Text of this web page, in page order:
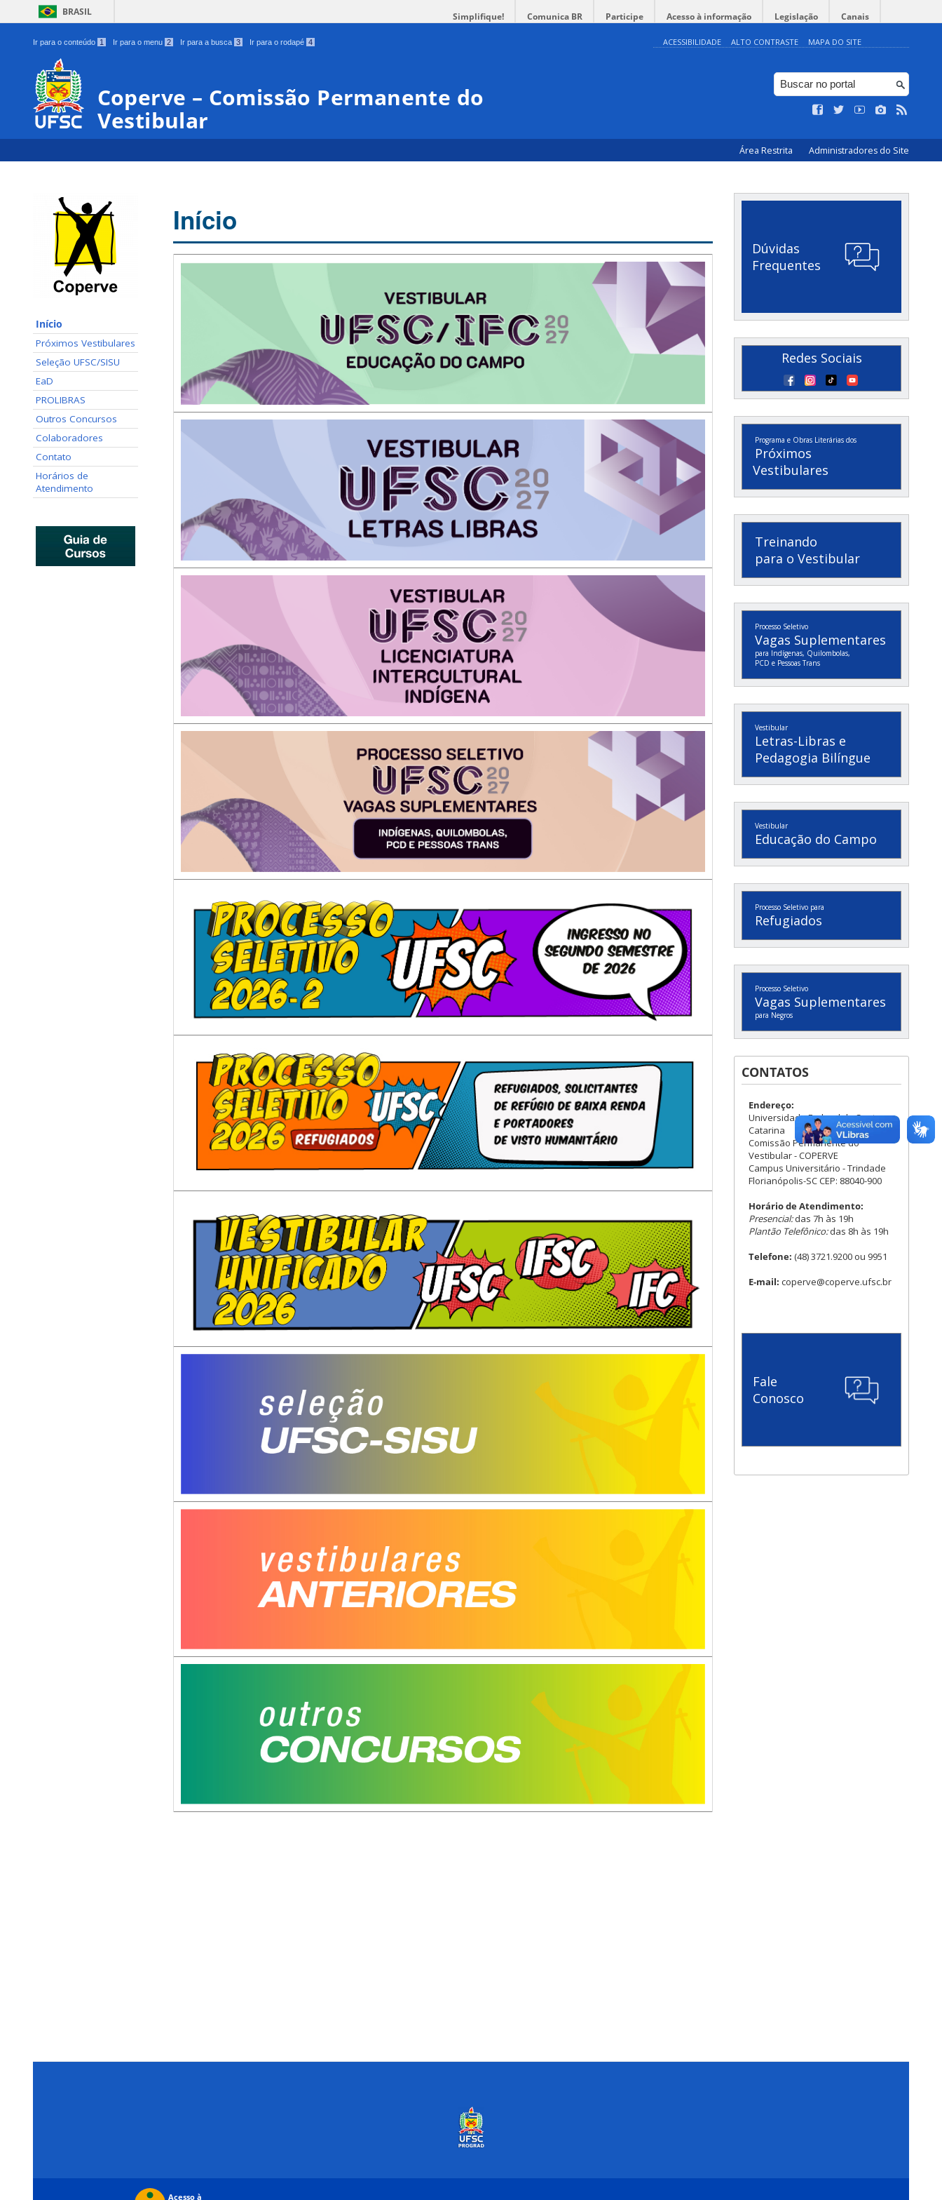
BRASIL Simplifique! Comunica BR Participe Acesso à informação Legislação Canais
Ir para o conteúdo 1 Ir para o menu 2 Ir para a busca 3 Ir para o rodapé 4 ACESSIBILIDADE ALTO CONTRASTE MAPA DO SITE
Coperve – Comissão Permanente do
Vestibular
Área Restrita Administradores do Site
Início
Próximos Vestibulares
Seleção UFSC/SISU
EaD
PROLIBRAS
Outros Concursos
Colaboradores
Contato
Horários de
Atendimento
Início
Dúvidas
Frequentes
Redes Sociais
Programa e Obras Literárias dos
Próximos
Vestibulares
Treinando
para o Vestibular
Processo Seletivo
Vagas Suplementares
para Indígenas, Quilombolas,
PCD e Pessoas Trans
Vestibular
Letras-Libras e
Pedagogia Bilíngue
Vestibular
Educação do Campo
Processo Seletivo para
Refugiados
Processo Seletivo
Vagas Suplementares
para Negros
CONTATOS
Endereço:
Universidade Federal de Santa
Catarina
Comissão Permanente do
Vestibular - COPERVE
Campus Universitário - Trindade
Florianópolis-SC CEP: 88040-900
Horário de Atendimento:
Presencial:das 7h às 19h
Plantão Telefônico:das 8h às 19h
Telefone: (48) 3721.9200 ou 9951
E-mail: coperve@coperve.ufsc.br
Fale
Conosco